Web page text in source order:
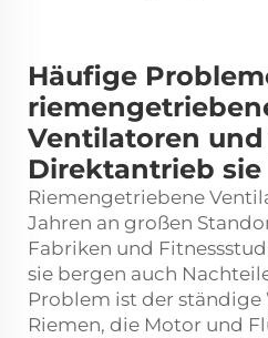
Häufige
Ventilatoren
Direktantrieb
Riemengetriebene
Jahren an großen
Fabriken und
sie bergen auch
Problem ist der
Riemen, die Motor und